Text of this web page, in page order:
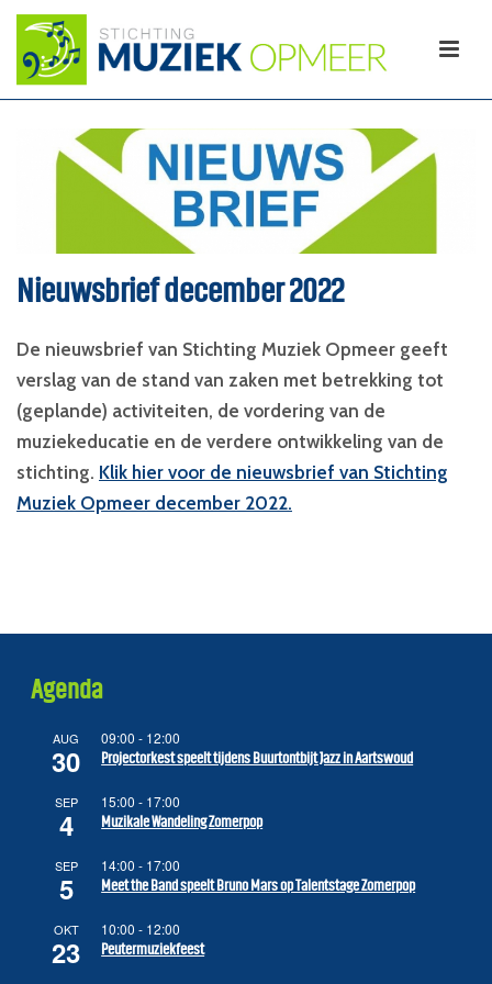
Nieuwsbrief december 2022
De nieuwsbrief van Stichting Muziek Opmeer geeft
verslag van de stand van zaken met betrekking tot
(geplande) activiteiten, de vordering van de
muziekeducatie en de verdere ontwikkeling van de
stichting. Klik hier voor de nieuwsbrief van Stichting
Muziek Opmeer december 2022.
Agenda
AUG
30
09:00 - 12:00
Projectorkest speelt tijdens Buurtontbijt Jazz in Aartswoud
SEP
4
15:00 - 17:00
Muzikale Wandeling Zomerpop
SEP
5
14:00 - 17:00
Meet the Band speelt Bruno Mars op Talentstage Zomerpop
OKT
23
10:00 - 12:00
Peutermuziekfeest